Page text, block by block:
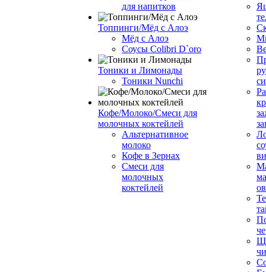
для напитков
Топпинги/Мёд с Алоэ
Мёд с Алоэ
Соусы Colibri D`oro
Тоники и Лимонады
Тоники Nunchi
Кофе/Молоко/Смеси для
молочных коктейлей
Альтернативное
молоко
Кофе в Зернах
Смеси для
молочных
коктейлей